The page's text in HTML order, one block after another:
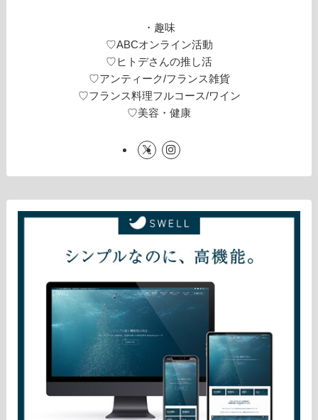
・趣味
♡ABCオンライン活動
♡ヒトデさんの推し活
♡アンティーク/フランス雑貨
♡フランス料理フルコース/ワイン
♡美容・健康